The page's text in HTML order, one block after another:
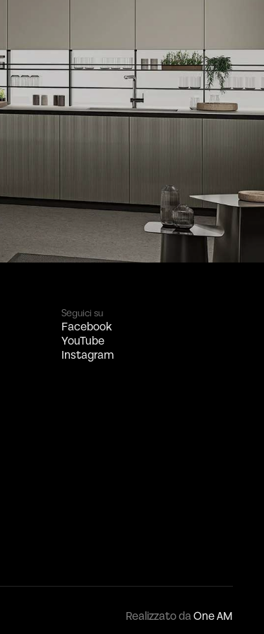
Seguici su
Facebook
YouTube
Instagram
Realizzato daOne AM